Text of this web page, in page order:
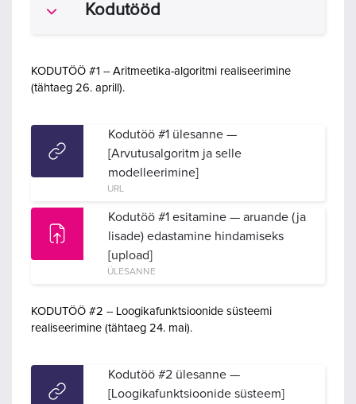
AhendaKodutööd
KODUTÖÖ #1 -- Aritmeetika-algoritmi realiseerimine
(tähtaeg 26. aprill).
Kodutöö #1 ülesanne —
[Arvutusalgoritm ja selle
modelleerimine]
URL
Kodutöö #1 esitamine — aruande (ja
lisade) edastamine hindamiseks
[upload]
ÜLESANNE
KODUTÖÖ #2 -- Loogikafunktsioonide süsteemi
realiseerimine (tähtaeg 24. mai).
Kodutöö #2 ülesanne —
[Loogikafunktsioonide süsteem]